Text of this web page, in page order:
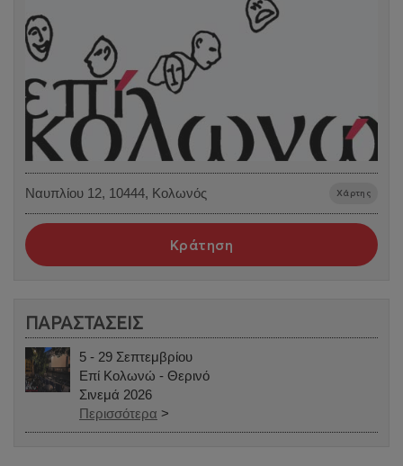
Ναυπλίου 12, 10444, Κολωνός Χάρτης
Κράτηση
ΠΑΡΑΣΤΑΣΕΙΣ
5 - 29 Σεπτεμβρίου
Επί Κολωνώ - Θερινό
Σινεμά 2026
Περισσότερα >